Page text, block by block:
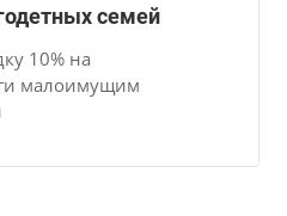
семей
10% на
малоимущим